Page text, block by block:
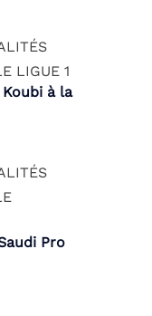
LIGUE 1
à la
Pro